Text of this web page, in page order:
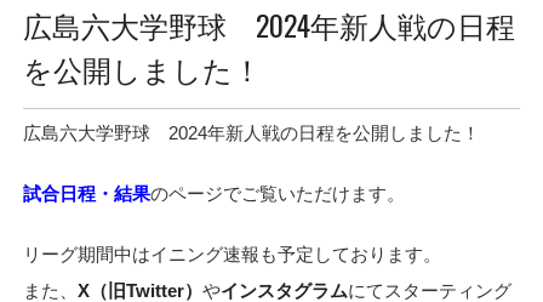
広島六大学野球 2024年新人戦の日程
を公開しました！
広島六大学野球 2024年新人戦の日程を公開しました！
試合日程・結果のページでご覧いただけます。
リーグ期間中はイニング速報も予定しております。
また、 X（旧Twitter） やインスタグラムにてスターティング